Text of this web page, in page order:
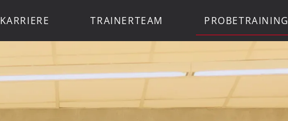
KARRIERE TRAINERTEAM PROBETRAINING